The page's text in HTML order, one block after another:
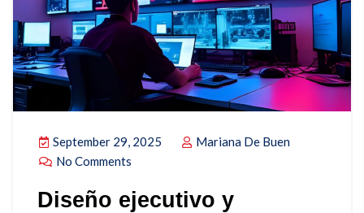
September 29, 2025
Mariana De Buen
No Comments
Diseño ejecutivo y